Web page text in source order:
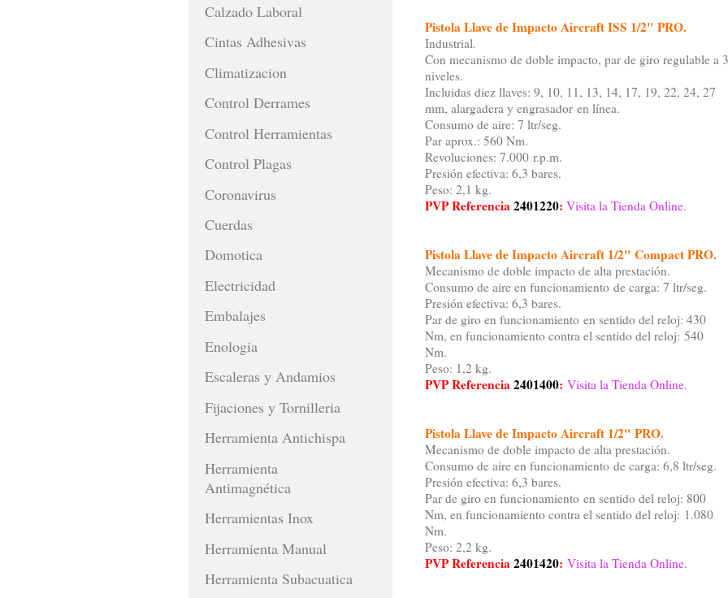
Pistola Llave de Impacto Aircraft ISS 1/2" PRO.
Industrial.
Con mecanismo de doble impacto, par de giro regulable a 3
niveles.
Incluidas diez llaves: 9, 10, 11, 13, 14, 17, 19, 22, 24, 27
mm, alargadera y engrasador en línea.
Consumo de aire: 7 ltr/seg.
Par aprox.: 560 Nm.
Revoluciones: 7.000 r.p.m.
Presión efectiva: 6,3 bares.
Peso: 2,1 kg.
PVP Referencia2401220: Visita la Tienda Online.
Pistola Llave de Impacto Aircraft 1/2" Compact PRO.
Mecanismo de doble impacto de alta prestación.
Consumo de aire en funcionamiento de carga: 7 ltr/seg.
Presión efectiva: 6,3 bares.
Par de giro en funcionamiento en sentido del reloj: 430
Nm, en funcionamiento contra el sentido del reloj: 540
Nm.
Peso: 1,2 kg.
PVP Referencia2401400: Visita la Tienda Online.
Pistola Llave de Impacto Aircraft 1/2" PRO.
Mecanismo de doble impacto de alta prestación.
Consumo de aire en funcionamiento de carga: 6,8 ltr/seg.
Presión efectiva: 6,3 bares.
Par de giro en funcionamiento en sentido del reloj: 800
Nm, en funcionamiento contra el sentido del reloj: 1.080
Nm.
Peso: 2,2 kg.
PVP Referencia2401420: Visita la Tienda Online.
Calzado Laboral
Cintas Adhesivas
Climatizacion
Control Derrames
Control Herramientas
Control Plagas
Coronavirus
Cuerdas
Domotica
Electricidad
Embalajes
Enologia
Escaleras y Andamios
Fijaciones y Tornilleria
Herramienta Antichispa
Herramienta
Antimagnética
Herramientas Inox
Herramienta Manual
Herramienta Subacuatica